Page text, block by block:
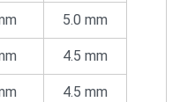
5.0 mm
4.5 mm
4.5 mm